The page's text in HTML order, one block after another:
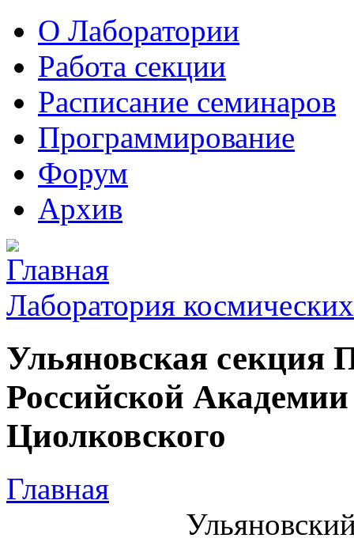
О Лаборатории
Работа секции
Расписание семинаров
Программирование
Форум
Архив
Лаборатория
Ульяновская секция
Российской
Циолковского
Главная